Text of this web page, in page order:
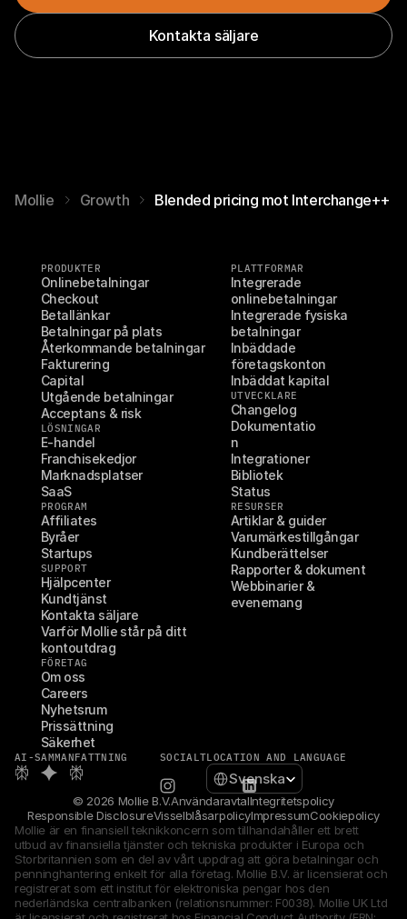
Kontakta säljare
Mollie Growth Blended pricing mot Interchange++
PRODUKTER
Onlinebetalningar
Checkout
Betallänkar
Betalningar på plats
Återkommande betalningar
Fakturering
Capital
Utgående betalningar
Acceptans & risk
LÖSNINGAR
E-handel
Franchisekedjor
Marknadsplatser
SaaS
PROGRAM
Affiliates
Byråer
Startups
SUPPORT
Hjälpcenter
Kundtjänst
Kontakta säljare
Varför Mollie står på ditt
kontoutdrag
FÖRETAG
Om oss
Careers
Nyhetsrum
Prissättning
Säkerhet
PLATTFORMAR
Integrerade
onlinebetalningar
Integrerade fysiska
betalningar
Inbäddade
företagskonton
Inbäddat kapital
UTVECKLARE
Changelog
Dokumentatio
n
Integrationer
Bibliotek
Status
RESURSER
Artiklar & guider
Varumärkestillgångar
Kundberättelser
Rapporter & dokument
Webbinarier &
evenemang
AI-SAMMANFATTNING SOCIALTLOCATION AND LANGUAGE
Select Language
Svenska
© 2026 Mollie B.V.AnvändaravtalIntegritetspolicy
Responsible DisclosureVisselblåsarpolicyImpressumCookiepolicy
Mollie är en finansiell teknikkoncern som tillhandahåller ett brett
utbud av finansiella tjänster och tekniska produkter i Europa och
Storbritannien som en del av vårt uppdrag att göra betalningar och
penninghantering enkelt för alla företag. Mollie B.V. är licensierat och
registrerat som ett institut för elektroniska pengar hos den
nederländska centralbanken (relationsnummer: F0038). Mollie UK Ltd